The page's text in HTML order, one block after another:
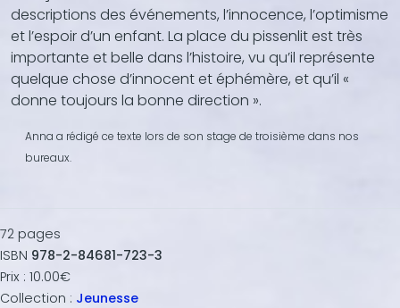
descriptions des événements, l’innocence, l’optimisme
et l’espoir d’un enfant. La place du pissenlit est très
importante et belle dans l’histoire, vu qu’il représente
quelque chose d’innocent et éphémère, et qu’il «
donne toujours la bonne direction ».
Anna a rédigé ce texte lors de son stage de troisième dans nos
bureaux.
72 pages
ISBN 978-2-84681-723-3
Prix : 10.00€
Collection : Jeunesse